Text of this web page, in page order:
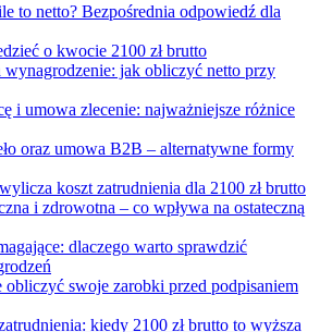
to netto? Bezpośrednia odpowiedź dla
o kwocie 2100 zł brutto
wynagrodzenie: jak obliczyć netto przy
i umowa zlecenie: najważniejsze różnice
oraz umowa B2B – alternatywne formy
koszt zatrudnienia dla 2100 zł brutto
i zdrowotna – co wpływa na ostateczną
dlaczego warto sprawdzić
obliczyć swoje zarobki przed podpisaniem
kiedy 2100 zł brutto to wyższa